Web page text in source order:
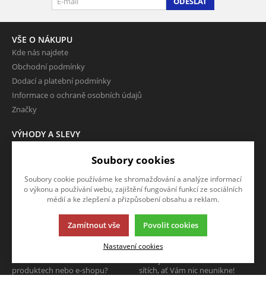
VŠE O NÁKUPU
Kde nás najdete
Obchodní podmínky
Dodací a platební podmínky
Informace o ochraně osobních údajů
Značky
VÝHODY A SLEVY
O FIRMĚ
NAPIŠTE NÁM
produktech nebo e-shopu?
SLEDUJTE NÁS
sítích, ať Vám nic neunikne!
Soubory cookies
Soubory cookie používáme ke shromažďování a analýze informací
o výkonu a používání webu, zajištění fungování funkcí ze sociálních
médií a ke zlepšení a přizpůsobení obsahu a reklam.
Zamítnout vše Povolit cookies
Nastavení cookies